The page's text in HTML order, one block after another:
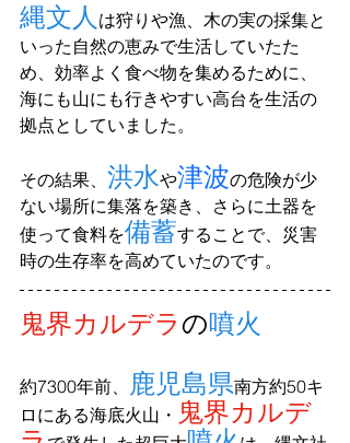
縄文人 は狩りや漁、木の実の採集と
いった自然の恵みで生活していたた
め、効率よく食べ物を集めるために、
海にも山にも行きやすい高台を生活の
拠点としていました。
その結果、 洪水や津波の危険が少
ない場所に集落を築き、さらに土器を
使って食料を備蓄することで、災害
時の生存率を高めていたのです。
鬼界カルデラ の噴火
約7300年前、 鹿児島県南方約50キ
ロにある海底火山・ 鬼界カルデ